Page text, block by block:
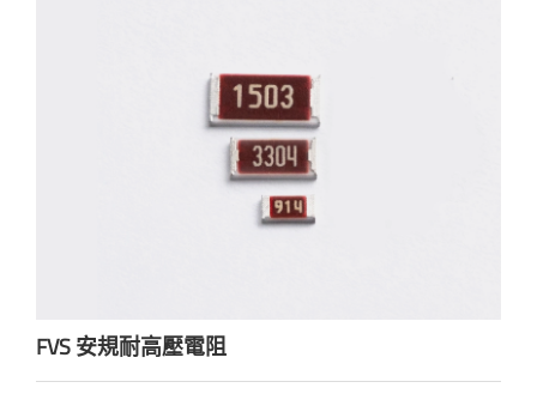
FVS 安規耐高壓電阻